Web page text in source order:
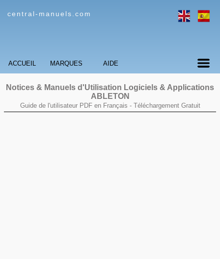
central-manuels.com
ACCUEIL MARQUES AIDE
Notices & Manuels d'Utilisation Logiciels & Applications
ABLETON
Guide de l'utilisateur PDF en Français - Téléchargement Gratuit